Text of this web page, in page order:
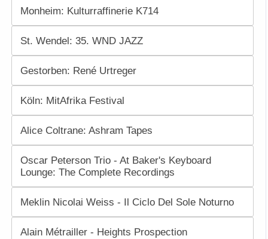
Monheim: Kulturraffinerie K714
St. Wendel: 35. WND JAZZ
Gestorben: René Urtreger
Köln: MitAfrika Festival
Alice Coltrane: Ashram Tapes
Oscar Peterson Trio - At Baker's Keyboard
Lounge: The Complete Recordings
Meklin Nicolai Weiss - Il Ciclo Del Sole Noturno
Alain Métrailler - Heights Prospection